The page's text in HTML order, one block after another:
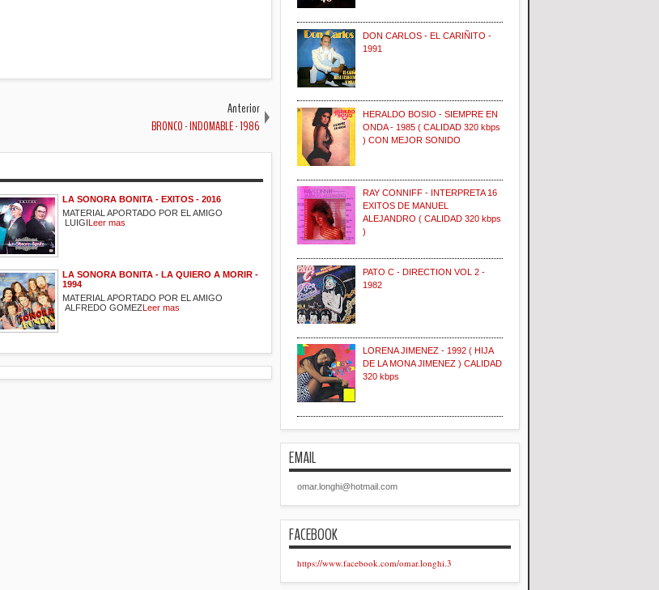
Anterior
BRONCO - INDOMABLE - 1986
LA SONORA BONITA - EXITOS - 2016
MATERIAL APORTADO POR EL AMIGO
LUIGILeer mas
LA SONORA BONITA - LA QUIERO A MORIR -
1994
MATERIAL APORTADO POR EL AMIGO
ALFREDO GOMEZLeer mas
DON CARLOS - EL CARIÑITO -
1991
HERALDO BOSIO - SIEMPRE EN
ONDA - 1985 ( CALIDAD 320 kbps
) CON MEJOR SONIDO
RAY CONNIFF - INTERPRETA 16
EXITOS DE MANUEL
ALEJANDRO ( CALIDAD 320 kbps
)
PATO C - DIRECTION VOL 2 -
1982
LORENA JIMENEZ - 1992 ( HIJA
DE LA MONA JIMENEZ ) CALIDAD
320 kbps
EMAIL
omar.longhi@hotmail.com
FACEBOOK
https://www.facebook.com/omar.longhi.3